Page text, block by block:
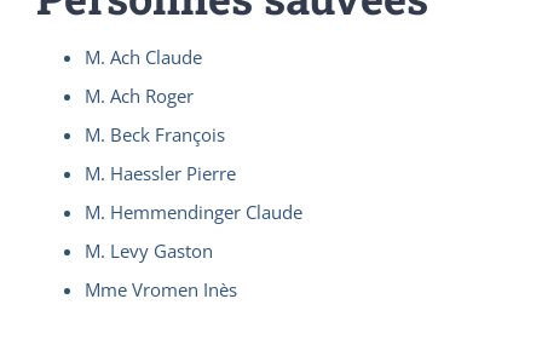
M. Ach Claude
M. Ach Roger
M. Beck François
M. Haessler Pierre
M. Hemmendinger Claude
M. Levy Gaston
Mme Vromen Inès